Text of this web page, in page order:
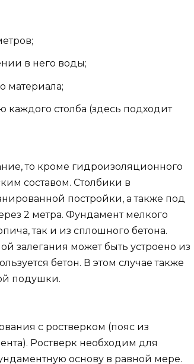
в него воды;
материала;
столба (здесь подходит
то кроме гидроизоляционного
составом. Столбики в
постройки, а также под
2 метра. Фундамент мелкого
так и из сплошного бетона.
залегания может быть устроено из
бетон. В этом случае также
подушки.
с ростверком (пояс из
Ростверк необходим для
основу в равной мере.